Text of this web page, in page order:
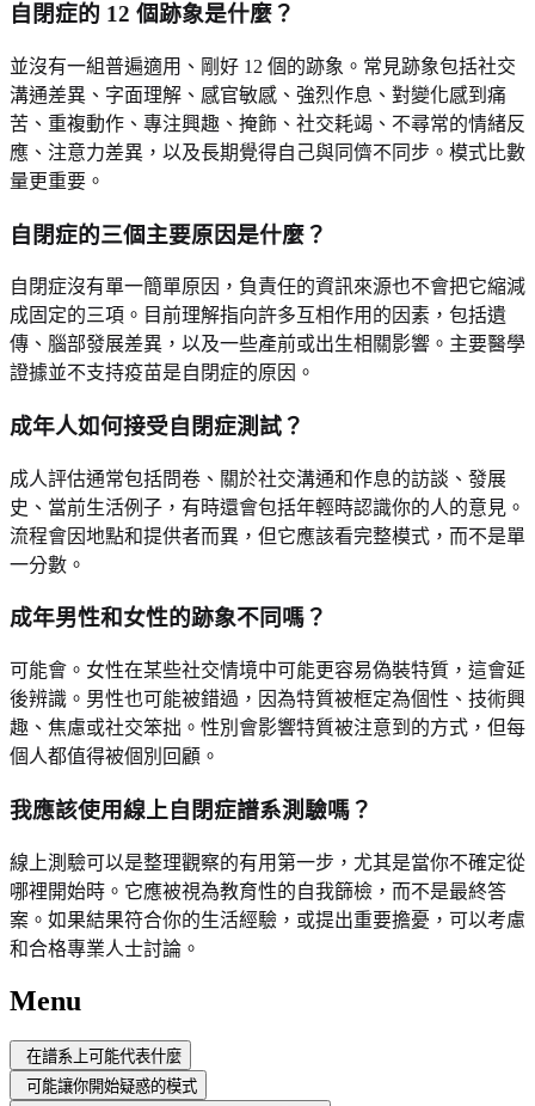
自閉症的 12 個跡象是什麼？
並沒有一組普遍適用、剛好 12 個的跡象。常見跡象包括社交
溝通差異、字面理解、感官敏感、強烈作息、對變化感到痛
苦、重複動作、專注興趣、掩飾、社交耗竭、不尋常的情緒反
應、注意力差異，以及長期覺得自己與同儕不同步。模式比數
量更重要。
自閉症的三個主要原因是什麼？
自閉症沒有單一簡單原因，負責任的資訊來源也不會把它縮減
成固定的三項。目前理解指向許多互相作用的因素，包括遺
傳、腦部發展差異，以及一些產前或出生相關影響。主要醫學
證據並不支持疫苗是自閉症的原因。
成年人如何接受自閉症測試？
成人評估通常包括問卷、關於社交溝通和作息的訪談、發展
史、當前生活例子，有時還會包括年輕時認識你的人的意見。
流程會因地點和提供者而異，但它應該看完整模式，而不是單
一分數。
成年男性和女性的跡象不同嗎？
可能會。女性在某些社交情境中可能更容易偽裝特質，這會延
後辨識。男性也可能被錯過，因為特質被框定為個性、技術興
趣、焦慮或社交笨拙。性別會影響特質被注意到的方式，但每
個人都值得被個別回顧。
我應該使用線上自閉症譜系測驗嗎？
線上測驗可以是整理觀察的有用第一步，尤其是當你不確定從
哪裡開始時。它應被視為教育性的自我篩檢，而不是最終答
案。如果結果符合你的生活經驗，或提出重要擔憂，可以考慮
和合格專業人士討論。
Menu
在譜系上可能代表什麼
可能讓你開始疑惑的模式